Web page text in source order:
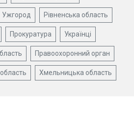
Ужгород Рівненська область
Прокуратура Українці
Правоохоронний орган
Хмельницька область